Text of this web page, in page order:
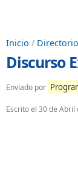
Inicio / Directorio
Discurso
Enviado por
Escrito el 30 de Abril